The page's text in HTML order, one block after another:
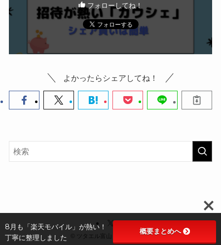
フォローしてね！
よかったらシェアしてね！
ツタエル富山～Z家の日常～
8月も「楽天モバイル」が熱い！
丁寧に整理しました
概要まとめへ